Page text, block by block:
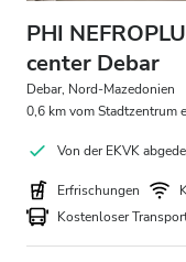
PHI
center Debar
Debar, Nord-Mazedonien
0,6 km vom Stadtzentrum
Von der EKVK
Erfrischungen
Kostenloser